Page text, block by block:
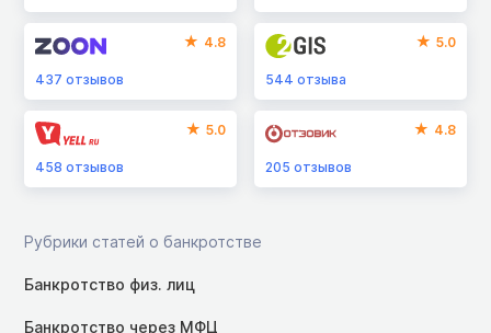
4.8
437 отзывов
5.0
544отзыва
5.0
458 отзывов
4.8
205отзывов
Рубрики статей о банкротстве
Банкротство физ. лиц
Банкротство через МФЦ